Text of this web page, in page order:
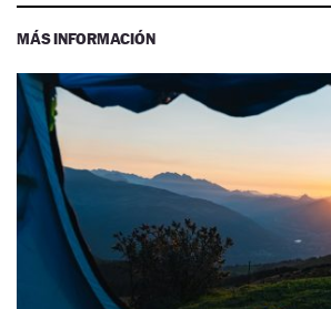
MÁS INFORMACIÓN